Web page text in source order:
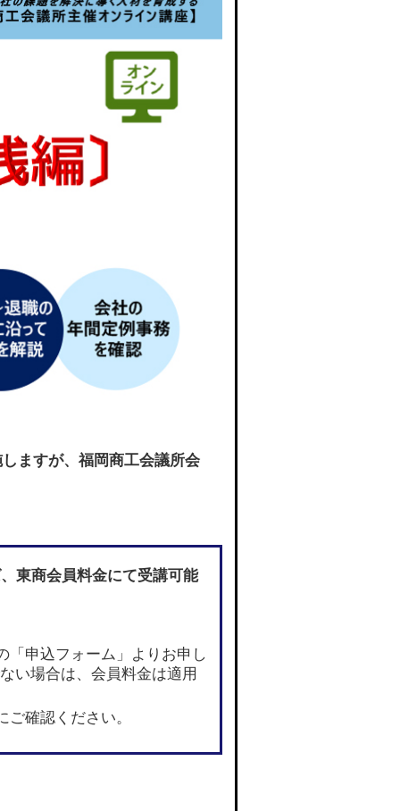
ますが、福岡商工会議所会
、東商会員料金にて受講可能
「申込フォーム」よりお申し
い場合は、会員料金は適用
確認ください。